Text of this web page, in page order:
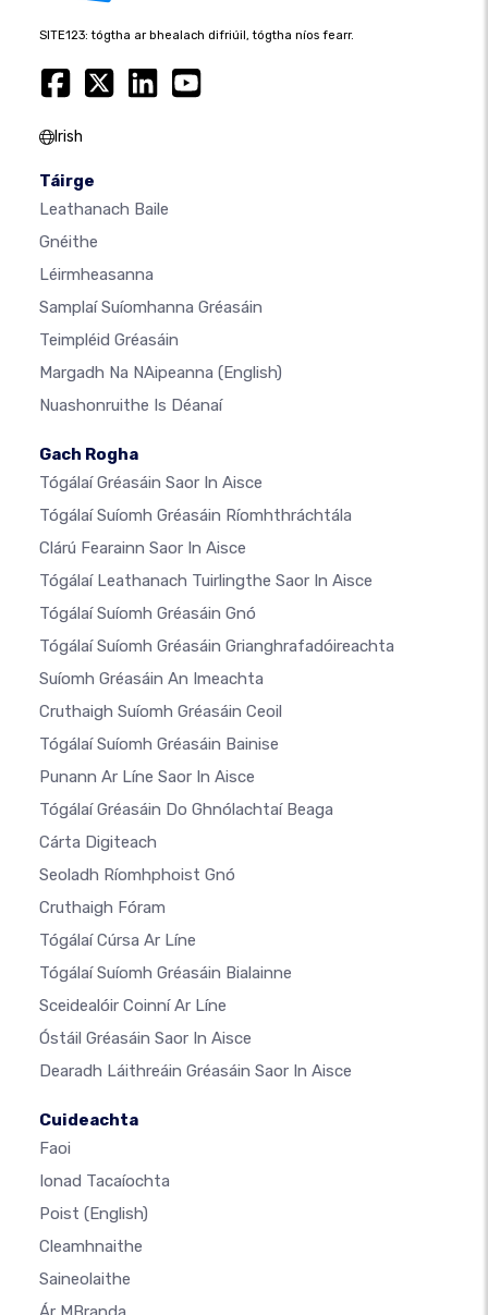
SITE123: tógtha ar bhealach difriúil, tógtha níos fearr.
Irish
Táirge
Leathanach Baile
Gnéithe
Léirmheasanna
Samplaí Suíomhanna Gréasáin
Teimpléid Gréasáin
Margadh Na NAipeanna (English)
Nuashonruithe Is Déanaí
Gach Rogha
Tógálaí Gréasáin Saor In Aisce
Tógálaí Suíomh Gréasáin Ríomhthráchtála
Clárú Fearainn Saor In Aisce
Tógálaí Leathanach Tuirlingthe Saor In Aisce
Tógálaí Suíomh Gréasáin Gnó
Tógálaí Suíomh Gréasáin Grianghrafadóireachta
Suíomh Gréasáin An Imeachta
Cruthaigh Suíomh Gréasáin Ceoil
Tógálaí Suíomh Gréasáin Bainise
Punann Ar Líne Saor In Aisce
Tógálaí Gréasáin Do Ghnólachtaí Beaga
Cárta Digiteach
Seoladh Ríomhphoist Gnó
Cruthaigh Fóram
Tógálaí Cúrsa Ar Líne
Tógálaí Suíomh Gréasáin Bialainne
Sceidealóir Coinní Ar Líne
Óstáil Gréasáin Saor In Aisce
Dearadh Láithreáin Gréasáin Saor In Aisce
Cuideachta
Faoi
Ionad Tacaíochta
Poist (English)
Cleamhnaithe
Saineolaithe